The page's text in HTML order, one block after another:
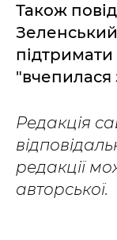
Також
Зеленський
"вчепилася
Редакція
редакції
авторської.